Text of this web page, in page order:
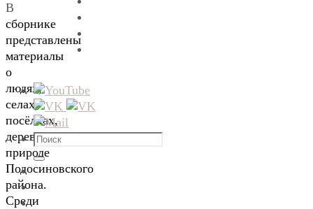
В
сборнике
представлены
материалы
о
людях,
селах,
посёлках,
деревнях,
природе
Подосиновского
района.
Среди
Что
искать:
Поиск